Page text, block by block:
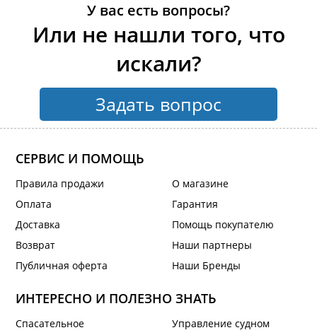
У вас есть вопросы?
Или не нашли того, что
искали?
Задать вопрос
СЕРВИС И ПОМОЩЬ
Правила продажи
Оплата
Доставка
Возврат
Публичная оферта
О магазине
Гарантия
Помощь покупателю
Наши партнеры
Наши Бренды
ИНТЕРЕСНО И ПОЛЕЗНО ЗНАТЬ
Спасательное Управление судном